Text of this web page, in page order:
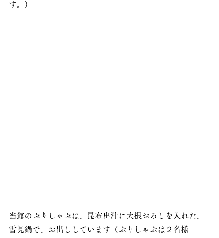
す。）
当館のぶりしゃぶは、昆布出汁に大根おろしを入れた、
雪見鍋で、お出ししています（ぶりしゃぶは２名様